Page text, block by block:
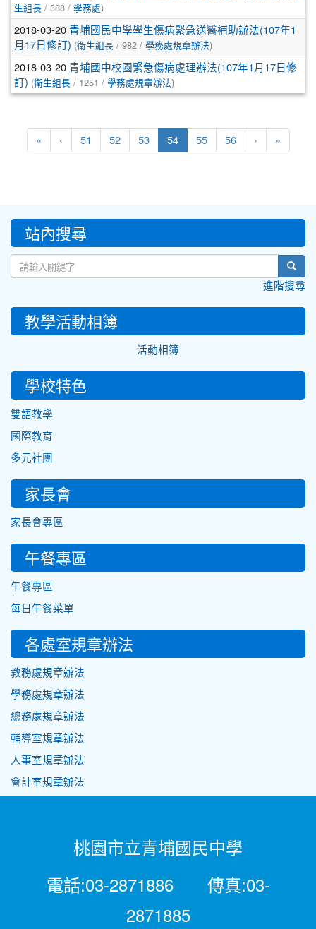
生組長 / 388 / 學務處)
2018-03-20 青埔國民中學學生傷病緊急送醫補助辦法(107年1
月17日修訂) (衛生組長 / 982 / 學務處規章辦法)
2018-03-20 青埔國中校園緊急傷病處理辦法(107年1月17日修
訂) (衛生組長 / 1251 / 學務處規章辦法)
« ‹ 51 52 53 54(current)
55 56 › »
::: 站內搜尋
進階搜尋
教學活動相簿
活動相簿
學校特色
雙語教學
國際教育
多元社團
家長會
家長會專區
午餐專區
午餐專區
每日午餐菜單
各處室規章辦法
教務處規章辦法
學務處規章辦法
總務處規章辦法
輔導室規章辦法
人事室規章辦法
會計室規章辦法
桃園市立青埔國民中學
電話:03-2871886 傳真:03-
2871885